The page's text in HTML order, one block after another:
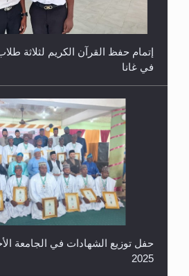
إتمام حفظ القرآن الكريم لثلاثة
في غانا
حفل توزيع الشهادات في الجامعة
2025